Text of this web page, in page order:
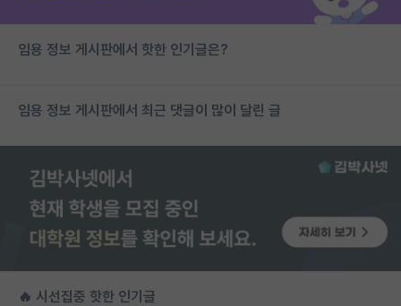
임용 정보 게시판에서 핫한 인기글은?
임용 정보 게시판에서 최근 댓글이 많이 달린 글
🔥 시선집중 핫한 인기글